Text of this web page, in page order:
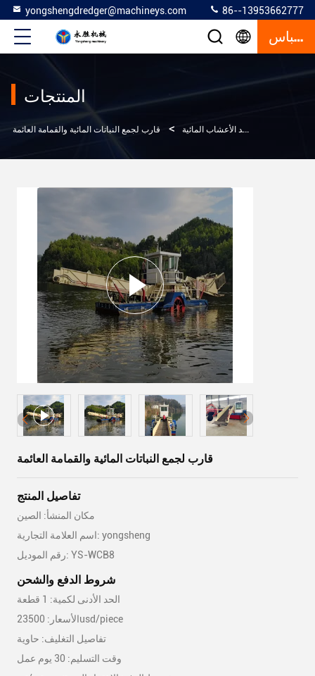
yongshengdredger@machineys.com 86--13953662777
إقتباس
المنتجات
حاصد الأعشاب المائية > قارب لجمع النباتات المائية والقمامة العائمة
قارب لجمع النباتات المائية والقمامة العائمة
تفاصيل المنتج
مكان المنشأ: الصين
اسم العلامة التجارية: yongsheng
رقم الموديل: YS-WCB8
شروط الدفع والشحن
الحد الأدنى لكمية: 1 قطعة
الأسعار: 23500usd/piece
تفاصيل التغليف: حاوية
وقت التسليم: 30 يوم عمل